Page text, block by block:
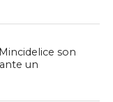
son
un